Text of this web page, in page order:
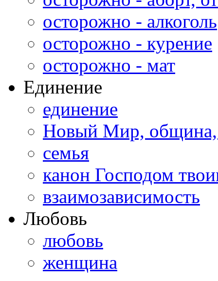
осторожно - алкоголь
осторожно - курение
осторожно - мат
Единение
единение
Новый Мир,
семья
канон Господом
взаимозависимость
Любовь
любовь
женщина